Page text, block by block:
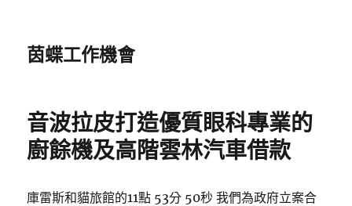
茵蝶工作機會
音波拉皮打造優質眼科專業的
廚餘機及高階雲林汽車借款
庫雷斯和貓旅館的11點 53分 50秒 我們為政府立案合